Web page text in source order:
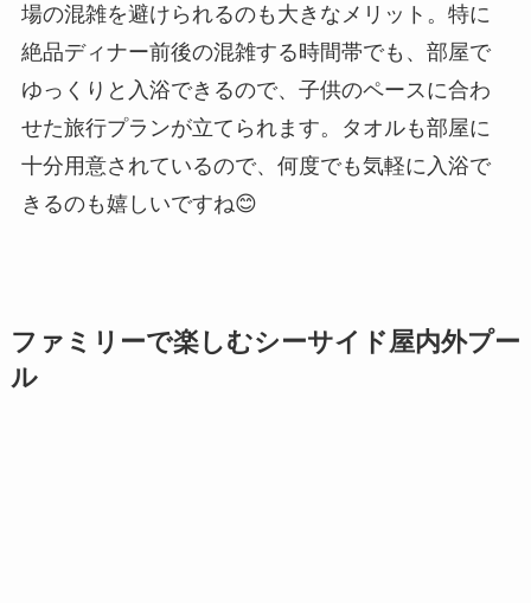
場の混雑を避けられるのも大きなメリット。特に
絶品ディナー前後の混雑する時間帯でも、部屋で
ゆっくりと入浴できるので、子供のペースに合わ
せた旅行プランが立てられます。タオルも部屋に
十分用意されているので、何度でも気軽に入浴で
きるのも嬉しいですね😊
ファミリーで楽しむシーサイド屋内外プー
ル